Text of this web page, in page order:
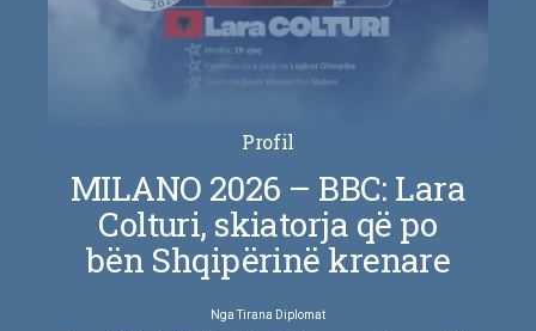
Profil
MILANO 2026 – BBC: Lara
Colturi, skiatorja që po
bën Shqipërinë krenare
NgaTirana Diplomat